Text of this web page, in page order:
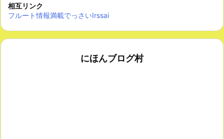
相互リンク
フルート情報満載でっさいIrssai
にほんブログ村